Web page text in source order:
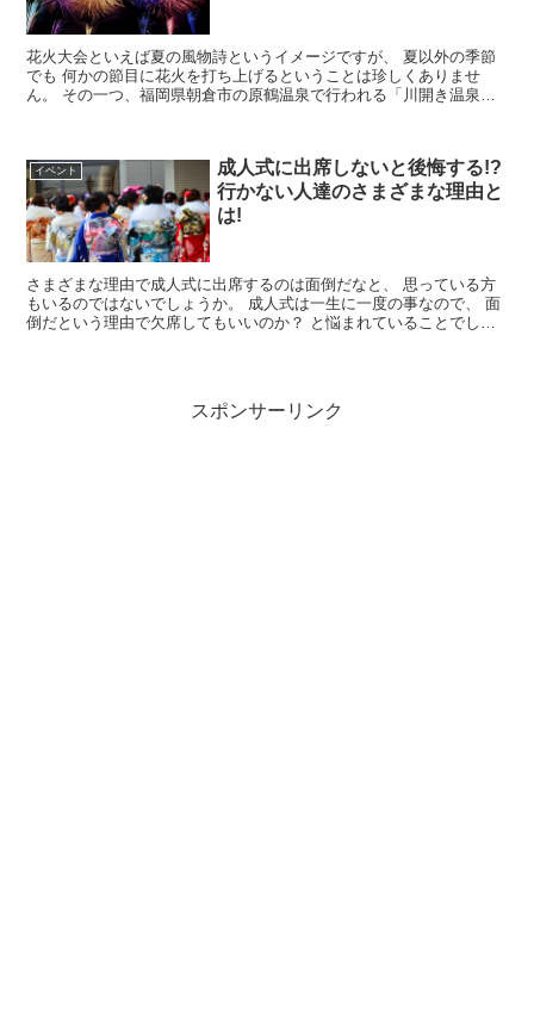
花火大会といえば夏の風物詩というイメージですが、 夏以外の季節
でも 何かの節目に花火を打ち上げるということは珍しくありませ
ん。 その一つ、福岡県朝倉市の原鶴温泉で行われる「川開き温泉祭
イベント
成人式に出席しないと後悔する!?
行かない人達のさまざまな理由と
は!
さまざまな理由で成人式に出席するのは面倒だなと、 思っている方
もいるのではないでしょうか。 成人式は一生に一度の事なので、 面
倒だという理由で欠席してもいいのか？ と悩まれていることでしょ
スポンサーリンク